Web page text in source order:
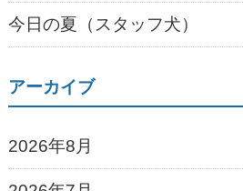
今日の夏（スタッフ犬）
アーカイブ
2026年8月